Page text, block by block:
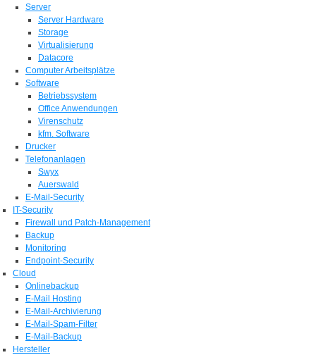
Server
Server Hardware
Storage
Virtualisierung
Datacore
Computer Arbeitsplätze
Software
Betriebssystem
Office Anwendungen
Virenschutz
kfm. Software
Drucker
Telefonanlagen
Swyx
Auerswald
E-Mail-Security
IT-Security
Firewall und Patch-Management
Backup
Monitoring
Endpoint-Security
Cloud
Onlinebackup
E-Mail Hosting
E-Mail-Archivierung
E-Mail-Spam-Filter
E-Mail-Backup
Hersteller